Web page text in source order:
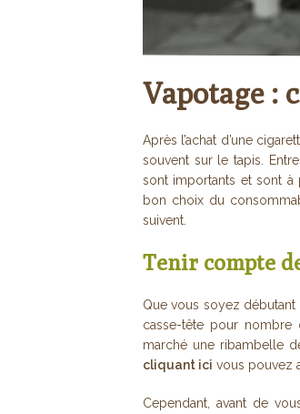
Vapotage :
Après l’achat d’une
souvent sur le tapis.
sont importants et sont à
bon choix du
suivent.
Tenir compte
Que vous soyez
casse-tête pour
marché une ribambelle
cliquant ici vous pouvez
Cependant, avant de